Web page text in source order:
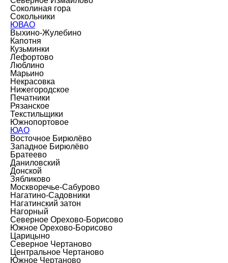
Соколиная гора
Сокольники
ЮВАО
Выхино-Жулебино
Капотня
Кузьминки
Лефортово
Люблино
Марьино
Некрасовка
Нижегородское
Печатники
Рязанское
Текстильщики
Южнопортовое
ЮАО
Восточное Бирюлёво
Западное Бирюлёво
Братеево
Даниловский
Донской
Зябликово
Москворечье-Сабурово
Нагатино-Садовники
Нагатинский затон
Нагорный
Северное Орехово-Борисово
Южное Орехово-Борисово
Царицыно
Северное Чертаново
Центральное Чертаново
Южное Чертаново